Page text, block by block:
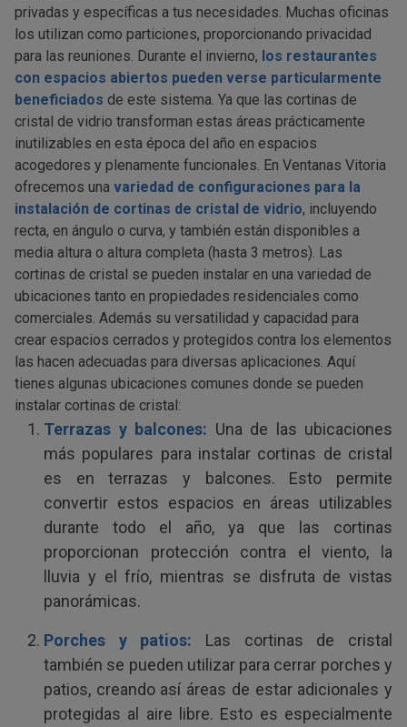
privadas y específicas a tus necesidades. Muchas oficinas
los utilizan como particiones, proporcionando privacidad
para las reuniones. Durante el invierno, los restaurantes
con espacios abiertos pueden verse particularmente
beneficiados de este sistema. Ya que las cortinas de
cristal de vidrio transforman estas áreas prácticamente
inutilizables en esta época del año en espacios
acogedores y plenamente funcionales. En Ventanas Vitoria
ofrecemos una variedad de configuraciones para la
instalación de cortinas de cristal de vidrio, incluyendo
recta, en ángulo o curva, y también están disponibles a
media altura o altura completa (hasta 3 metros). Las
cortinas de cristal se pueden instalar en una variedad de
ubicaciones tanto en propiedades residenciales como
comerciales. Además su versatilidad y capacidad para
crear espacios cerrados y protegidos contra los elementos
las hacen adecuadas para diversas aplicaciones. Aquí
tienes algunas ubicaciones comunes donde se pueden
instalar cortinas de cristal:
Terrazas y balcones: Una de las ubicaciones
más populares para instalar cortinas de cristal
es en terrazas y balcones. Esto permite
convertir estos espacios en áreas utilizables
durante todo el año, ya que las cortinas
proporcionan protección contra el viento, la
lluvia y el frío, mientras se disfruta de vistas
panorámicas.
Porches y patios: Las cortinas de cristal
también se pueden utilizar para cerrar porches y
patios, creando así áreas de estar adicionales y
protegidas al aire libre. Esto es especialmente